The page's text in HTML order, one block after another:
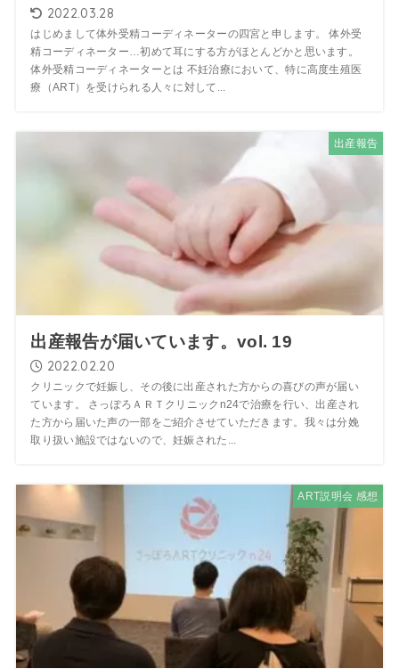
2022.03.28
はじめまして体外受精コーディネーターの四宮と申します。 体外受
精コーディネーター…初めて耳にする方がほとんどかと思います。
体外受精コーディネーターとは 不妊治療において、特に高度生殖医
療（ART）を受けられる人々に対して...
出産報告
出産報告が届いています。vol. 19
2022.02.20
クリニックで妊娠し、その後に出産された方からの喜びの声が届い
ています。 さっぽろＡＲＴクリニックn24で治療を行い、出産され
た方から届いた声の一部をご紹介させていただきます。我々は分娩
取り扱い施設ではないので、妊娠された...
ART説明会 感想